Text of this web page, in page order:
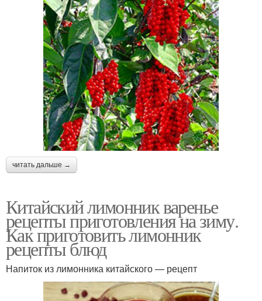
читать дальше →
Китайский лимонник варенье
рецепты приготовления на зиму.
Как приготовить лимонник
рецепты блюд
Напиток из лимонника китайского — рецепт